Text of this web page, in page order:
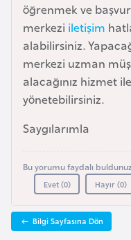
öğrenmek ve
merkezi iletişim
alabilirsiniz.
merkezi uzman
alacağınız hizmet
yönetebilirsiniz.
Saygılarımla
Bu yorumu faydalı
Evet (0) Hayır (0)
Bilgi Sayfasına Dön
B
e
l
ç
k
a
e
n